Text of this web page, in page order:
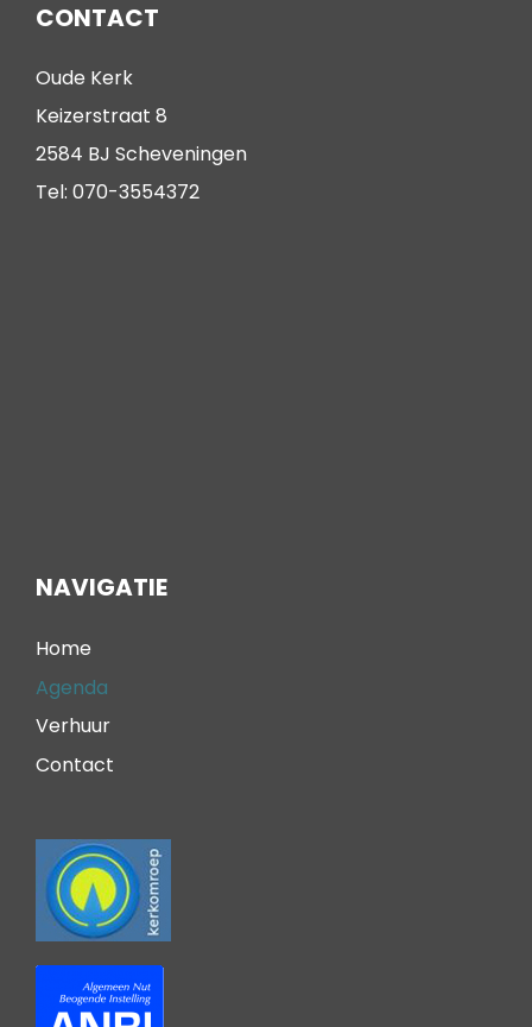
CONTACT
Oude Kerk
Keizerstraat 8
2584 BJ Scheveningen
Tel: 070-3554372
NAVIGATIE
Home
Agenda
Verhuur
Contact